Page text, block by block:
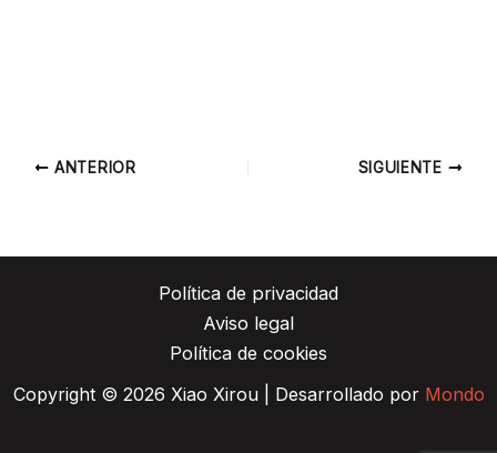
ANTERIOR SIGUIENTE
Política de privacidad
Aviso legal
Política de cookies
Copyright © 2026 Xiao Xirou | Desarrollado por Mondo